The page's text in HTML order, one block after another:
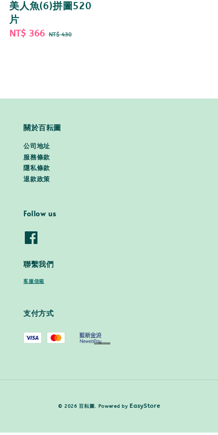
美人魚(6)拼圖520
片
Sale
NT$ 366 Regular
NT$ 430
關於百耘圖
公司地址
服務條款
隱私條款
退款政策
Follow us
聯繫我們
客服信箱
支付方式
© 2026 百耘圖. Powered by EasyStore